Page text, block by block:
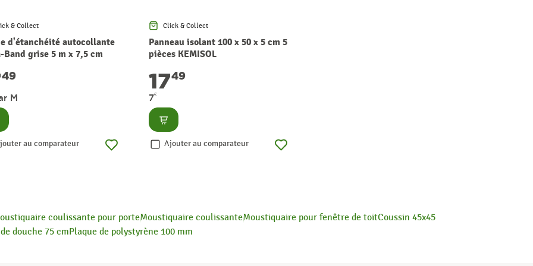
& Collect
d'étanchéité autocollante
Band grise 5 m x 7,5 cm
49
M
au comparateur
Click & Collect
Panneau isolant 100 x 50 x 5 cm 5
pièces KEMISOL
1749
7€
Consulter
Ajouter au comparateur
coulissante pour porteMoustiquaire coulissanteMoustiquaire pour fenêtre de toitCoussin 45x45
douche 75 cmPlaque de polystyrène 100 mm